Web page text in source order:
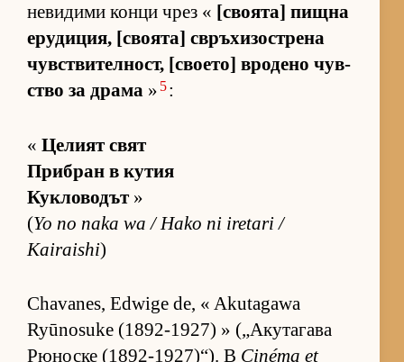
не­ви­дими конци чрез « [сво­я­та] пищна
еру­ди­ция, [сво­я­та] свръ­хи­зос­т­рена
чув­с­т­ви­тел­ност, [сво­е­то] вро­дено чув­
с­тво за драма » 5:
« Це­лият свят
Приб­ран в ку­тия
Кукловодът »
(Yo no naka wa / Hako ni iretari /
Kairaishi)
Chavanes, Edwige de, « Akutagawa
Ryūnosuke (1892-1927) » („А­ку­та­гава
Рю­носке (1892-1927)“). В Cinéma et